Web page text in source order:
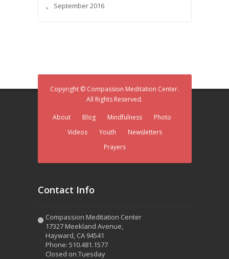
September 2016
Copyright © Compassion Meditation Center.
All Rights Reserved.
About Blog Mindfulness
Photo
Videos
Youth
Newsletters
Prayers
Contact Info
Compassion Meditation Center
17327 Meekland Avenue,
Hayward, CA 94541
Phone: 510.481.1577
Closed on Tuesday